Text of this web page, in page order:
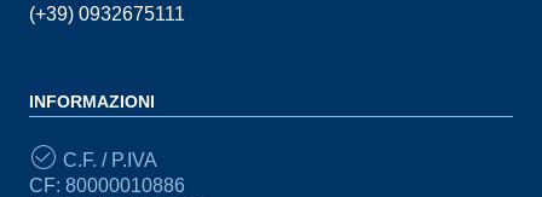
(+39) 0932675111
INFORMAZIONI
C.F. / P.IVA
CF: 80000010886